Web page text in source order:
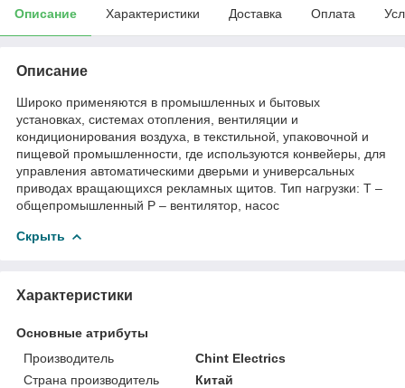
Описание Характеристики Доставка Оплата
Описание
Широко применяются в промышленных и бытовых
установках, системах отопления, вентиляции и
кондиционирования воздуха, в текстильной, упаковочной и
пищевой промышленности, где используются конвейеры, для
управления автоматическими дверьми и универсальных
приводах вращающихся рекламных щитов. Тип нагрузки: Т –
общепромышленный Р – вентилятор, насос
Скрыть
Характеристики
Основные атрибуты
Производитель
Chint Electrics
Страна производитель
Китай